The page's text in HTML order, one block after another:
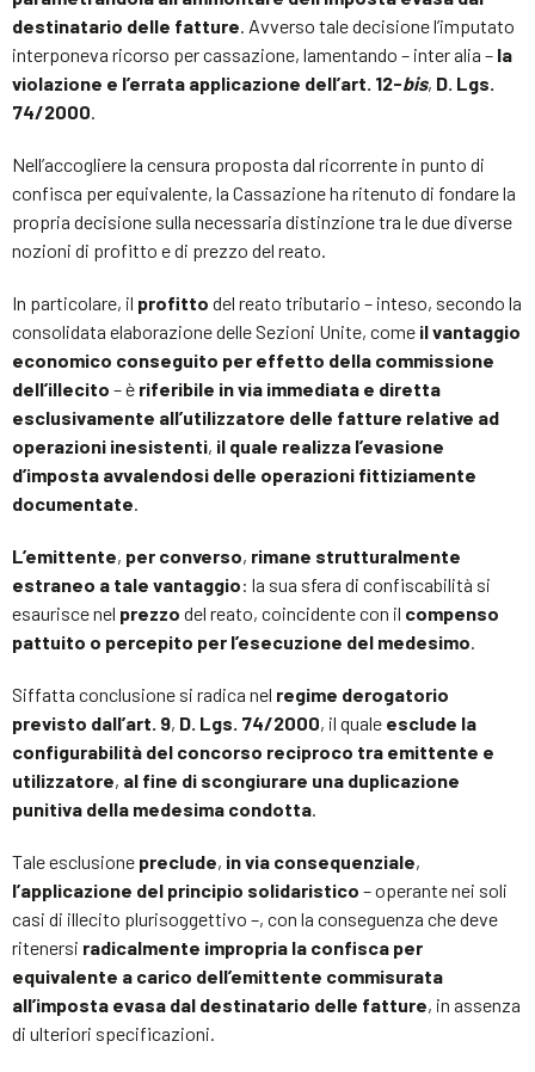
destinatario delle fatture. Avverso tale decisione l’imputato
interponeva ricorso per cassazione, lamentando – inter alia – la
violazione e l’errata applicazione dell’art. 12-bis, D. Lgs.
74/2000.
Nell’accogliere la censura proposta dal ricorrente in punto di
confisca per equivalente, la Cassazione ha ritenuto di fondare la
propria decisione sulla necessaria distinzione tra le due diverse
nozioni di profitto e di prezzo del reato.
In particolare, il profitto del reato tributario – inteso, secondo la
consolidata elaborazione delle Sezioni Unite, come il vantaggio
economico conseguito per effetto della commissione
dell’illecito – è riferibile in via immediata e diretta
esclusivamente all’utilizzatore delle fatture relative ad
operazioni inesistenti, il quale realizza l’evasione
d’imposta avvalendosi delle operazioni fittiziamente
documentate.
L’emittente, per converso, rimane strutturalmente
estraneo a tale vantaggio: la sua sfera di confiscabilità si
esaurisce nel prezzo del reato, coincidente con il compenso
pattuito o percepito per l’esecuzione del medesimo.
Siffatta conclusione si radica nel regime derogatorio
previsto dall’art. 9, D. Lgs. 74/2000, il quale esclude la
configurabilità del concorso reciproco tra emittente e
utilizzatore, al fine di scongiurare una duplicazione
punitiva della medesima condotta.
Tale esclusione preclude, in via consequenziale,
l’applicazione del principio solidaristico – operante nei soli
casi di illecito plurisoggettivo –, con la conseguenza che deve
ritenersi radicalmente impropria la confisca per
equivalente a carico dell’emittente commisurata
all’imposta evasa dal destinatario delle fatture, in assenza
di ulteriori specificazioni.